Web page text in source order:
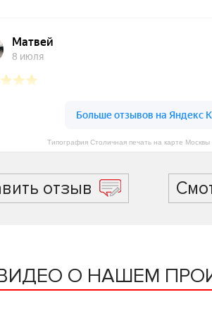
Типография Столичная печать на карте
отзыв
О НАШЕМ